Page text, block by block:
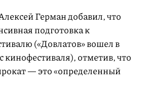
Герман добавил, что
подготовка к
(«Довлатов» вошел в
кинофестиваля), отметив, что
— это «определенный